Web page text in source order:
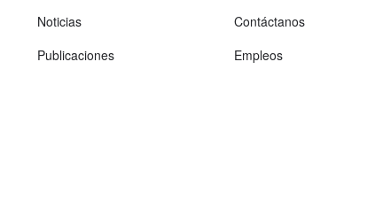
Noticias
Publicaciones
Contáctanos
Empleos